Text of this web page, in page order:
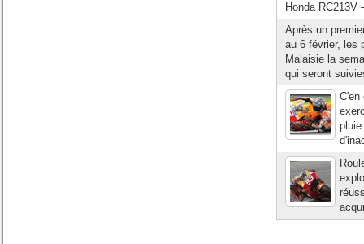
Honda RC213V
Après un
au 6 février, les
Malaisie la
qui seront
C'en